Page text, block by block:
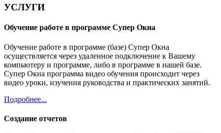
УСЛУГИ
Обучение работе в программе Супер Окна
Обучение работе в программе (базе) Супер Окна
осуществляется через удаленное подключение к Вашему
компьютеру и программе, либо в программе в нашей базе.
Супер Окна программа видео обучения происходит через
видео уроки, изучения руководства и практических занятий.
Подробнее...
Создание отчетов